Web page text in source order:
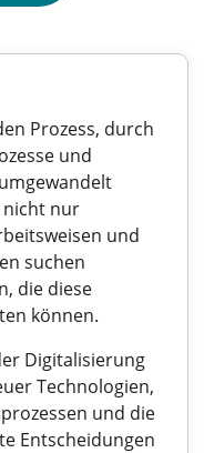
Prozess, durch
und
nicht nur
und
suchen
die diese
können.
Digitalisierung
Technologien,
und die
Entscheidungen